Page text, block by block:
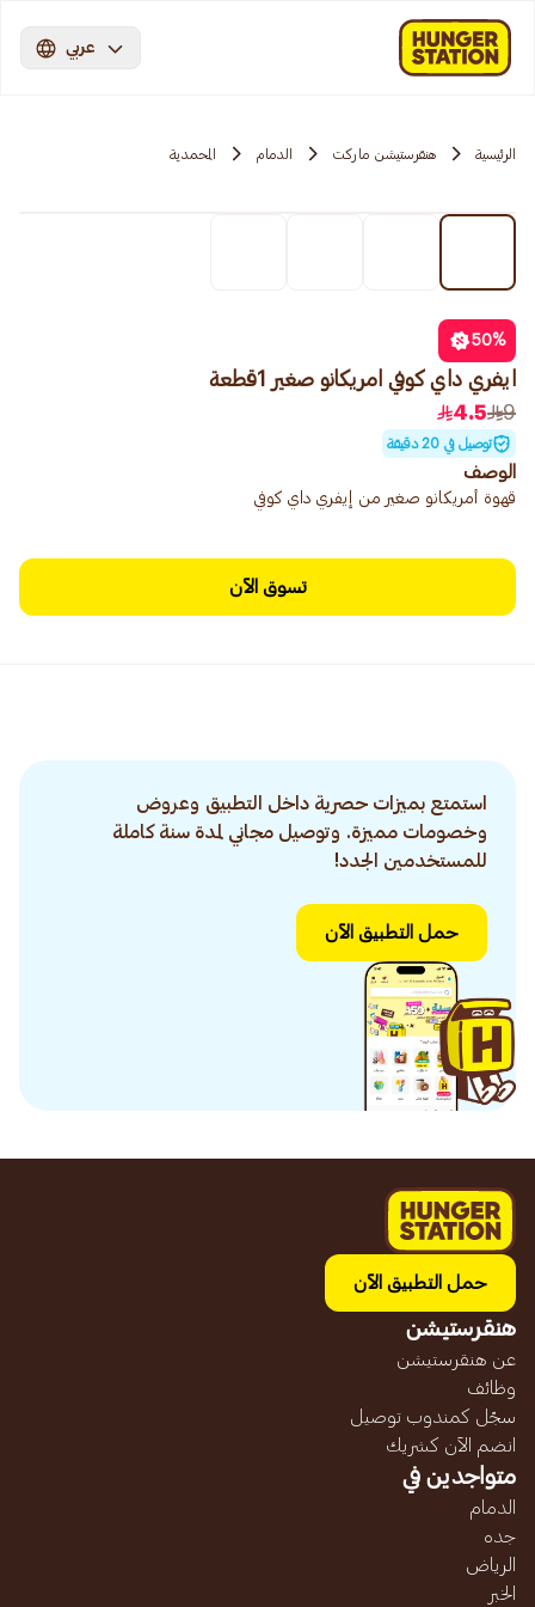
عربي
الرئيسية هنقرستيشن ماركت الدمام المحمدية
50%
ايفري داي كوفي امريكانو صغير 1قطعة
9
4.5
توصيل في 20 دقيقة
الوصف
قهوة أمريكانو صغير من إيفري داي كوفي
تسوق الآن
استمتع بميزات حصرية داخل التطبيق وعروض
وخصومات مميزة. وتوصيل مجاني لمدة سنة كاملة
للمستخدمين الجدد!
حمل التطبيق الآن
حمل التطبيق الآن
هنقرستيشن
عن هنقرستيشن
وظائف
سجّل كمندوب توصيل
انضم الآن كشريك
متواجدين في
الدمام
جده
الرياض
الخبر